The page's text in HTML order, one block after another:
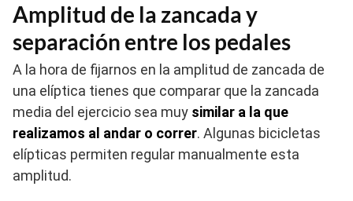
Amplitud de la zancada y
separación entre los pedales
A la hora de fijarnos en la amplitud de zancada de
una elíptica tienes que comparar que la zancada
media del ejercicio sea muy similar a la que
realizamos al andar o correr. Algunas bicicletas
elípticas permiten regular manualmente esta
amplitud.